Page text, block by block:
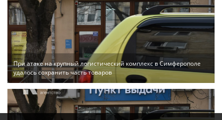
При атаке на крупный логистический комплекс в Симферополе
удалось сохранить часть товаров